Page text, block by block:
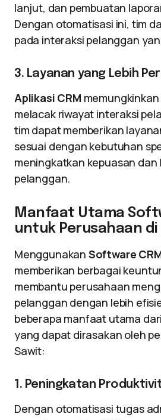
lanjut, dan pembuatan
Dengan otomatisasi ini, tim
pada interaksi pelanggan
3. Layanan yang Lebih
Aplikasi CRM
melacak riwayat interaksi
tim dapat memberikan
sesuai dengan kebutuhan
meningkatkan kepuasan dan
pelanggan.
Manfaat Utama
untuk Perusahaan di
Menggunakan Software
memberikan berbagai
membantu perusahaan
pelanggan dengan lebih
beberapa manfaat utama dari
yang dapat dirasakan oleh
Sawit:
1. Peningkatan
Dengan otomatisasi tugas